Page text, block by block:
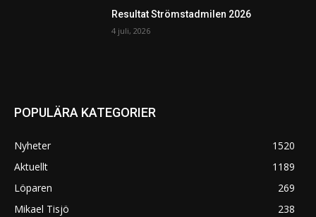
Resultat Strömstadmilen 2026
4 juli, 2026
POPULÄRA KATEGORIER
Nyheter
1520
Aktuellt
1189
Löparen
269
Mikael Tisjö
238